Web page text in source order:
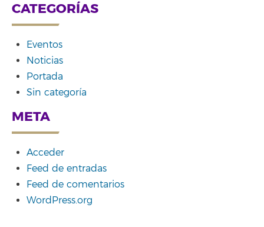
CATEGORÍAS
Eventos
Noticias
Portada
Sin categoría
META
Acceder
Feed de entradas
Feed de comentarios
WordPress.org